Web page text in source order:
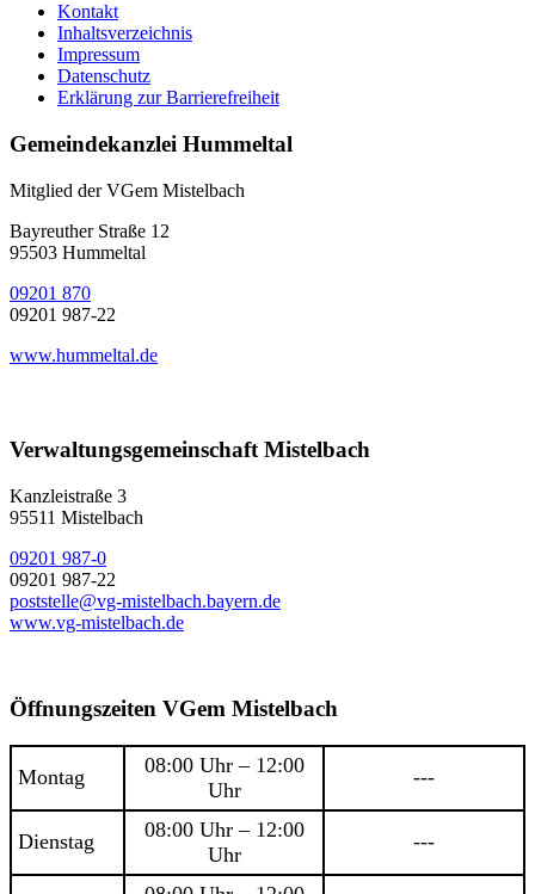
Kontakt
Inhaltsverzeichnis
Impressum
Datenschutz
Erklärung zur Barrierefreiheit
Gemeindekanzlei Hummeltal
Mitglied der VGem Mistelbach
Bayreuther Straße 12
95503 Hummeltal
09201 870
09201 987-22
www.hummeltal.de
Verwaltungsgemeinschaft Mistelbach
Kanzleistraße 3
95511 Mistelbach
09201 987-0
09201 987-22
poststelle@vg-mistelbach.bayern.de
www.vg-mistelbach.de
Öffnungszeiten VGem Mistelbach
Montag
08:00 Uhr – 12:00
Uhr
---
Dienstag
08:00 Uhr – 12:00
Uhr
---